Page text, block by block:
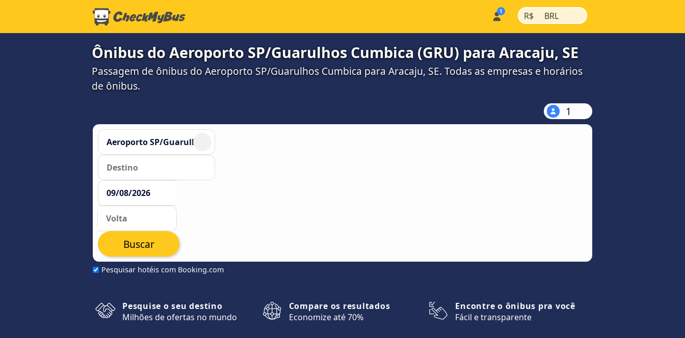
R$ | BRL |
Ônibus do Aeroporto SP/Guarulhos Cumbica (GRU) para Aracaju, SE
Passagem de ônibus do Aeroporto SP/Guarulhos Cumbica para Aracaju, SE. Todas as empresas e horários
de ônibus.
1
Pesquisar hotéis com Booking.com
Buscar
Pesquise o seu destino
Milhões de ofertas no mundo
Compare os resultados
Economize até 70%
Encontre o ônibus pra você
Fácil e transparente